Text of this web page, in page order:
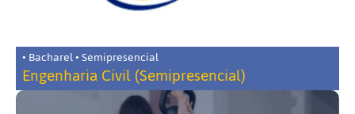
• Bacharel • Semipresencial
Engenharia Civil (Semipresencial)